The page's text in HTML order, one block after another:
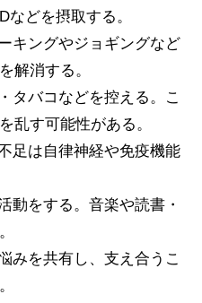
どを摂取する。
キングやジョギングなど
解消する。
タバコなどを控える。こ
乱す可能性がある。
足は自律神経や免疫機能
動をする。音楽や読書・
みを共有し、支え合うこ